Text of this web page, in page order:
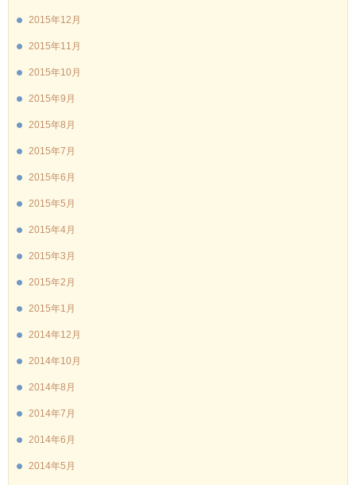
2015年12月
2015年11月
2015年10月
2015年9月
2015年8月
2015年7月
2015年6月
2015年5月
2015年4月
2015年3月
2015年2月
2015年1月
2014年12月
2014年10月
2014年8月
2014年7月
2014年6月
2014年5月